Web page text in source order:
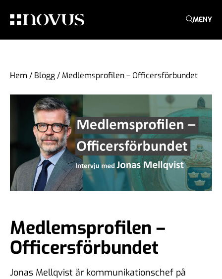
MENY
Hem / Blogg/ Medlemsprofilen – Officersförbundet
Medlemsprofilen –
Officersförbundet
Jonas Mellqvist är kommunikationschef på